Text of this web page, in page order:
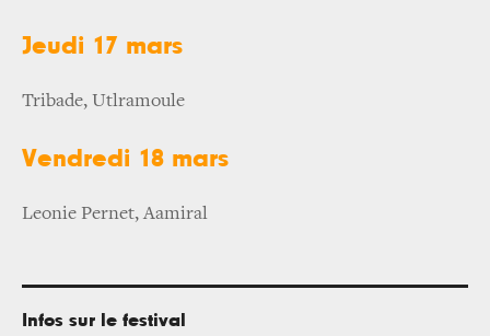
Jeudi 17 mars
Tribade, Utlramoule
Vendredi 18 mars
Leonie Pernet, Aamiral
Infos sur le festival